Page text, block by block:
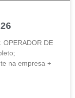
OPERADOR DE
na empresa +